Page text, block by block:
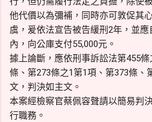
他代價以為彌補，同時亦可敦促其
虞，爰依法宣告被告緩刑2年，並
內，向公庫支付55,000元。
據上論斷，應依刑事訴訟法第455
條、第273條之1第1項、第373條、
文，判決如主文。
本案經檢察官蔡佩容聲請以簡易判
行職務。